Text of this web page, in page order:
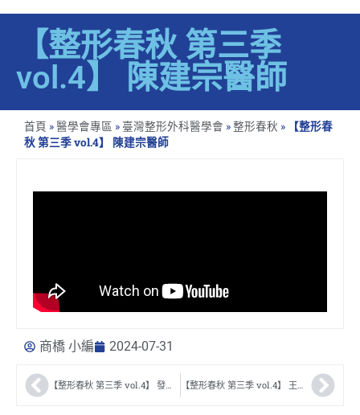
【整形春秋 第三季
vol.4】 陳建宗醫師
首頁 »醫學會專區 » 臺灣整形外科醫學會 »整形春秋 »
【整形春
秋 第三季 vol.4】 陳建宗醫師
商橋 小編 2024-07-31
【整形春秋 第三季 vol.4】 發行人的話 陳錫根醫師P2 【整形春秋 第三季 vol.4】 王篤行醫師